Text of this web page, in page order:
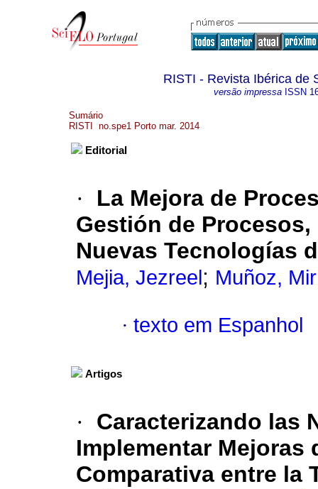
RISTI - Revista Ibérica de
versão impressa ISSN
Sumário
RISTI no.spe1 Porto mar. 2014
Editorial
·
La Mejora de
Gestión de
Nuevas Tecnologías
Mejia, Jezreel ; Muñoz,
· texto em Espanhol
Artigos
·
Caracterizando las
Implementar Mejoras
Comparativa entre la